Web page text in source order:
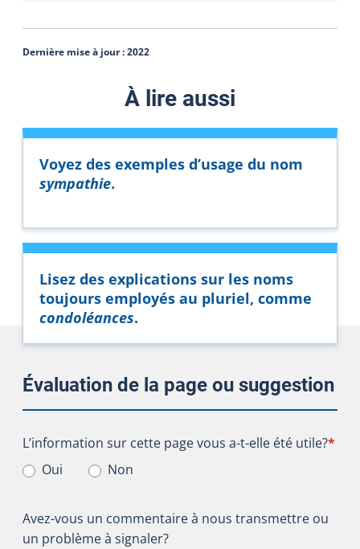
Dernière mise à jour :2022
À lire aussi
Voyez des exemples d’usage du nom
sympathie.
Lisez des explications sur les noms
toujours employés au pluriel, comme
condoléances.
Évaluation de la page ou suggestion
L’information sur cette page vous a-t-elle été utile?
L’information sur cette page vous a-t-elle été utile?*
Oui
Non
Avez-vous un commentaire à nous transmettre ou
un problème à signaler?